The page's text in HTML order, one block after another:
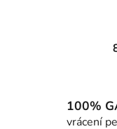
100%
vrácení